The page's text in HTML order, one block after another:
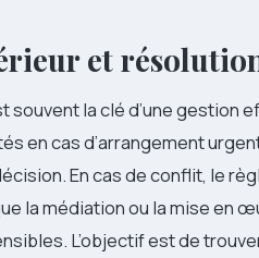
et
souvent la clé d’une gestion
en cas d’arrangement
En cas de conflit, le
la médiation ou la mise en
L’objectif est de